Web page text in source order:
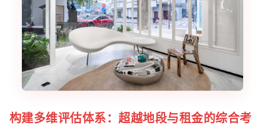
构建多维评估体系：超越地段与租金的综合考